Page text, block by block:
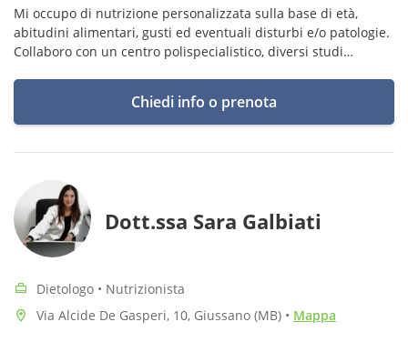
Mi occupo di nutrizione personalizzata sulla base di età,
abitudini alimentari, gusti ed eventuali disturbi e/o patologie.
Collaboro con un centro polispecialistico, diversi studi
Chiedi info o prenota
Dott.ssa Sara Galbiati
Dietologo • Nutrizionista
Via Alcide De Gasperi, 10, Giussano (MB) • Mappa